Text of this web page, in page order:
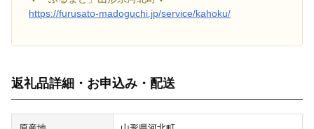
https://furusato-madoguchi.jp/service/kahoku/
返礼品詳細・お申込み・配送